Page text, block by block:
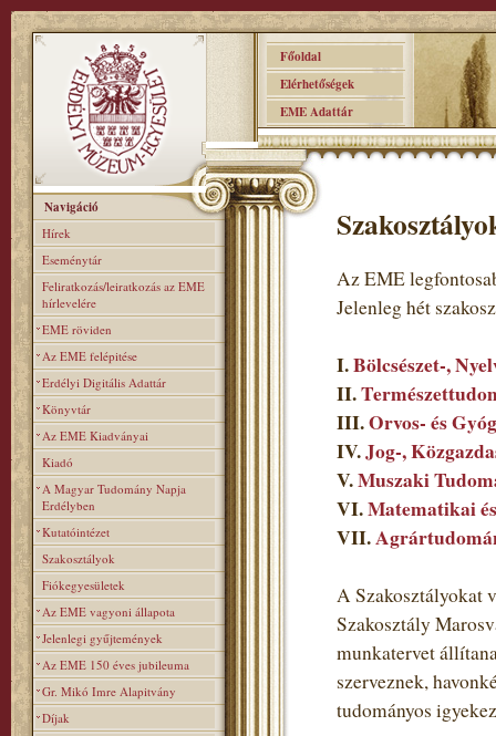
Főoldal
Elérhetőségek
EME Adattár
Navigáció
Hírek
Eseménytár
Feliratkozás/leiratkozás az EME
hírlevelére
EME röviden
Az EME felépitése
Erdélyi Digitális Adattár
Könyvtár
Az EME Kiadványai
Kiadó
A Magyar Tudomány Napja
Erdélyben
Kutatóintézet
Szakosztályok
Fiókegyesületek
Az EME vagyoni állapota
Jelenlegi gyűjtemények
Az EME 150 éves jubileuma
Gr. Mikó Imre Alapitvány
Díjak
Az EME
Jelenleg hét
I.Bölcsészet-,
II.
III.Orvos- és
IV.Jog-,
V.Muszaki
VI.Matematikai
VII.
A Szakosztályokat
Szakosztály
munkatervet
szerveznek,
tudományos